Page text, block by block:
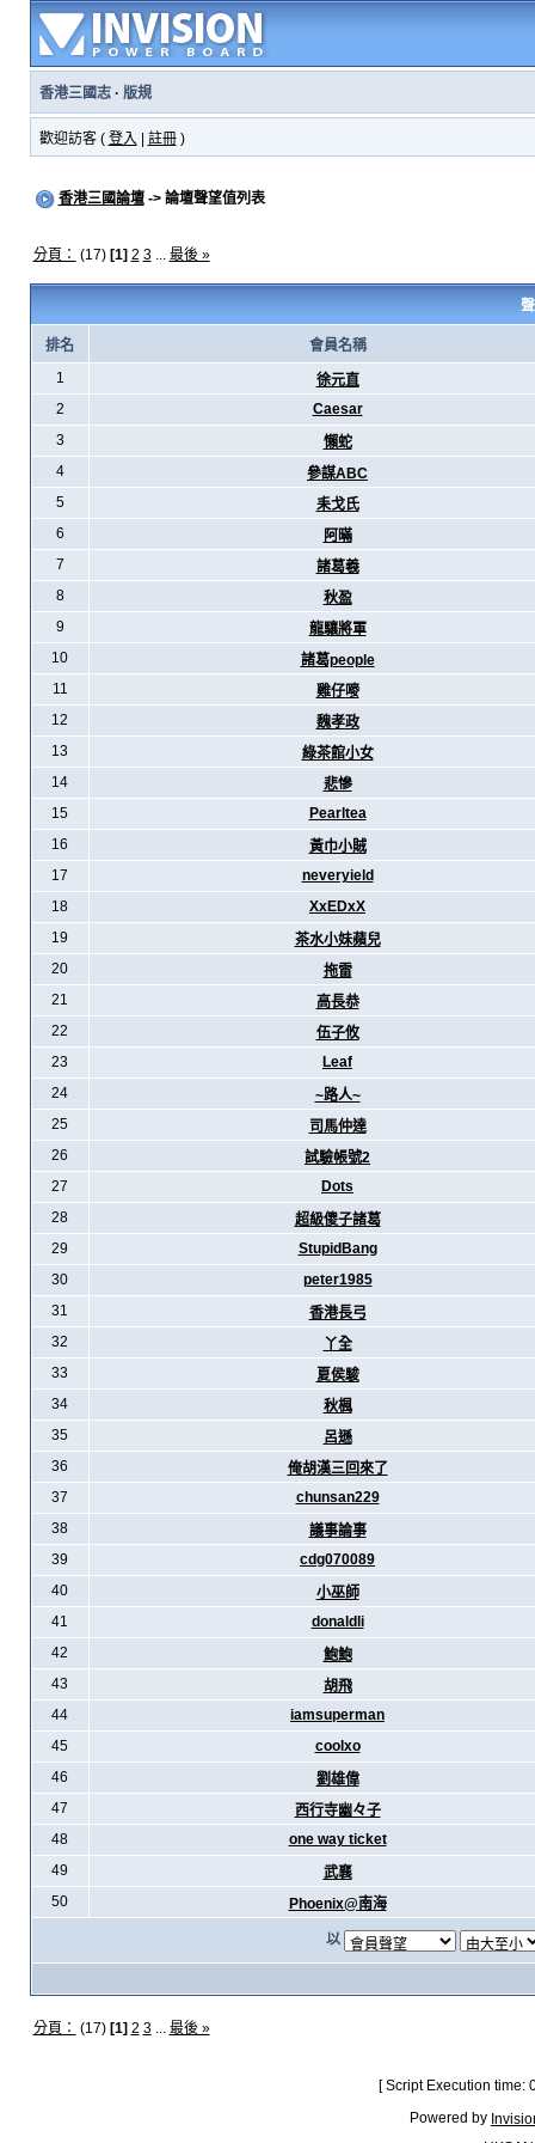
香港三國志· 版規
歡迎訪客 ( 登入 註冊)
香港三國論壇-> 論壇聲望值列表
分頁： (17) [1] 2 3... 最後 »
排名
會員名稱
1
徐元直
2
Caesar
3
懶蛇
4
參謀ABC
5
耒戈氏
6
阿暪
7
諸葛羲
8
秋盈
9
龍驤將軍
10
諸葛people
11
雞仔嘜
12
魏孝政
13
綠茶館小女
14
悲慘
15
Pearltea
16
黃巾小賊
17
neveryield
18
XxEDxX
19
茶水小妹蘋兒
20
拖雷
21
高長恭
22
伍子攸
23
Leaf
24
~路人~
25
司馬仲達
26
試驗帳號2
27
Dots
28
超級傻子諸葛
29
StupidBang
30
peter1985
31
香港長弓
32
丫全
33
夏侯駿
34
秋楓
35
呂遜
36
俺胡漢三回來了
37
chunsan229
38
議事論事
39
cdg070089
40
小巫師
41
donaldli
42
鮑鮑
43
胡飛
44
iamsuperman
45
coolxo
46
劉雄偉
47
西行寺幽々子
48
one way ticket
49
武襄
50
Phoenix@南海
以
分頁： (17) [1] 2 3... 最後 »
[ Script Execution
Powered by